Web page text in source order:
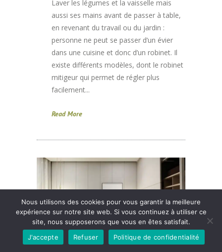
Laver les légumes et la vaisselle mais
aussi ses mains avant de passer à table,
en revenant du travail ou du jardin :
personne ne peut se passer d’un évier
dans une cuisine et donc d’un robinet. Il
existe différents modèles, dont le robinet
mitigeur qui permet de régler plus
facilement...
Read More
Nous utilisons des cookies pour vous garantir la meilleure
expérience sur notre site web. Si vous continuez à utiliser ce
site, nous supposerons que vous en êtes satisfait.
J'accepte
Refuser Politique de confidentialité